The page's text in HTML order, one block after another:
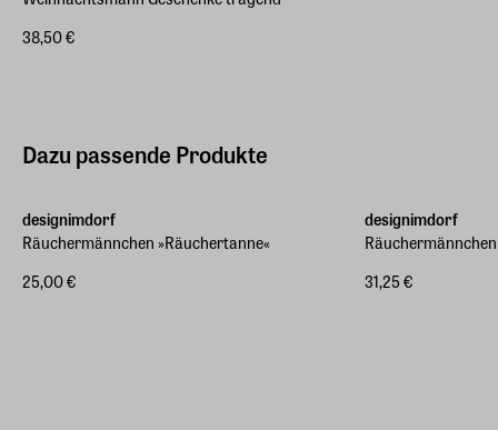
38,50 €
Dazu passende Produkte
designimdorf
Räuchermännchen »Räuchertanne«
25,00 €
designimdorf
31,25 €